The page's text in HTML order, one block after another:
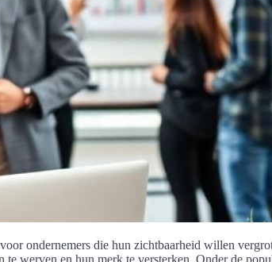
ondernemers die hun zichtbaarheid willen